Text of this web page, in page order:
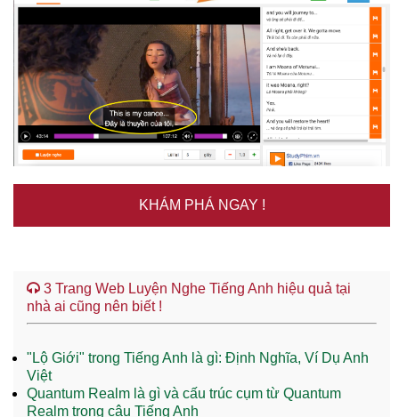
KHÁM PHÁ NGAY !
3 Trang Web Luyện Nghe Tiếng Anh hiệu quả tại
nhà ai cũng nên biết !
"Lộ Giới" trong Tiếng Anh là gì: Định Nghĩa, Ví Dụ Anh
Việt
Quantum Realm là gì và cấu trúc cụm từ Quantum
Realm trong câu Tiếng Anh